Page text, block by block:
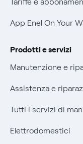
Agevolazione
App Enel On Your
Prodotti e servizi
Manutenzione e
Assistenza e
Tutti i servizi di
Elettrodomestici